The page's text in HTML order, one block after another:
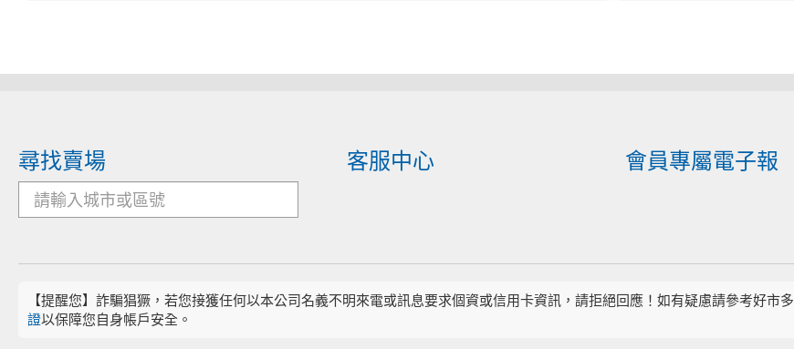
尋找賣場 客服中心 會員專屬電子報
【提醒您】詐騙猖獗，若您接獲任何以本公司名義不明來電或訊息要求個資或信用卡資訊，請拒絕回應！如有疑慮請參考好市多
證以保障您自身帳戶安全。